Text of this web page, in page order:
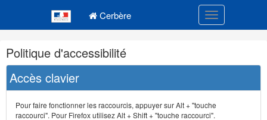
Cerbère Toggle
Navigation
et
outils
annexes
Politique d'accessibilité
Accès clavier
Pour faire fonctionner les raccourcis, appuyer sur Alt + "touche
raccourci". Pour Firefox utilisez Alt + Shift + "touche raccourci".